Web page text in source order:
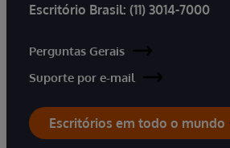
Escritório Brasil: (11) 3014-7000
Perguntas Gerais
Suporte por e-mail
Escritórios em todo o mundo